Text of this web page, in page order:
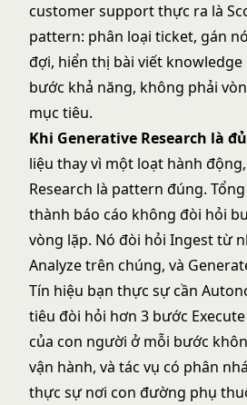
customer support thực ra là
pattern: phân loại ticket, gán
đợi, hiển thị bài viết knowledge
bước khả năng, không phải
mục tiêu.
Khi Generative Research là đủ
liệu thay vì một loạt hành động,
Research là pattern đúng.
thành báo cáo không đòi hỏi
vòng lặp. Nó đòi hỏi Ingest từ
Analyze trên chúng, và
Tín hiệu bạn thực sự cần
tiêu đòi hỏi hơn 3 bước
của con người ở mỗi bước
vận hành, và tác vụ có phân
thực sự nơi con đường phụ